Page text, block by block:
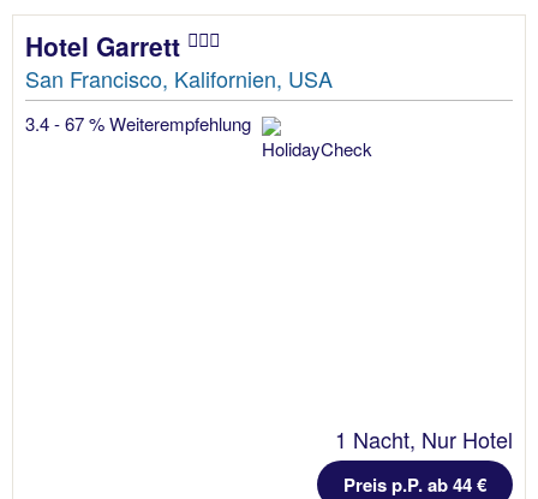
Hotel Garrett
San Francisco, Kalifornien, USA
3.4 - 67 % Weiterempfehlung
1 Nacht, Nur Hotel
Preis p.P. ab 44 €